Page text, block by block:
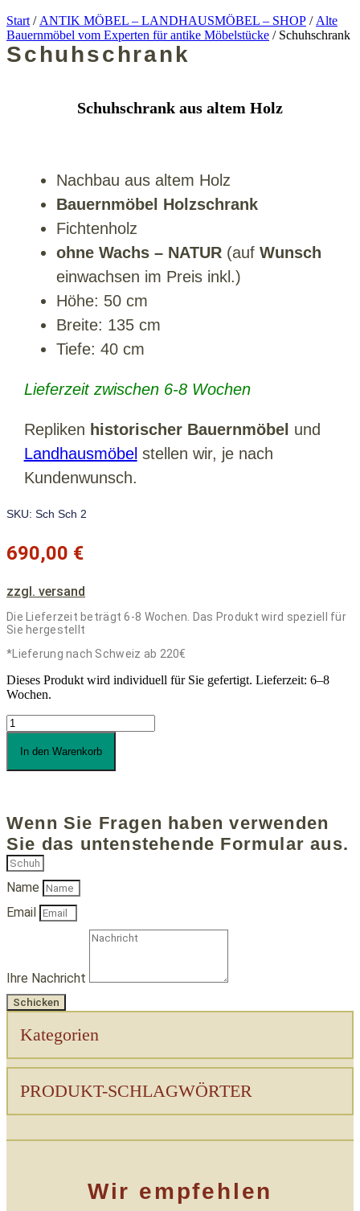
Start / ANTIK MÖBEL – LANDHAUSMÖBEL – SHOP / Alte
Bauernmöbel vom Experten für antike Möbelstücke / Schuhschrank
Schuhschrank
Schuhschrank aus altem Holz
Nachbau aus altem Holz
Bauernmöbel Holzschrank
Fichtenholz
ohne Wachs – NATUR (auf Wunsch
einwachsen im Preis inkl.)
Höhe: 50 cm
Breite: 135 cm
Tiefe: 40 cm
Lieferzeit zwischen 6-8 Wochen
Repliken historischer Bauernmöbel und
Landhausmöbel stellen wir, je nach
Kundenwunsch.
SKU: Sch Sch 2
690,00 €
zzgl. versand
Die Lieferzeit beträgt 6-8 Wochen. Das Produkt wird speziell für
Sie hergestellt
*Lieferung nach Schweiz ab 220€
Dieses Produkt wird individuell für Sie gefertigt. Lieferzeit: 6–8
Wochen.
Schuhschrank
Menge
In den Warenkorb
Wenn Sie Fragen haben verwenden
Sie das untenstehende Formular aus.
Name
Email
Ihre Nachricht
Schicken
Kategorien
PRODUKT-SCHLAGWÖRTER
Wir empfehlen